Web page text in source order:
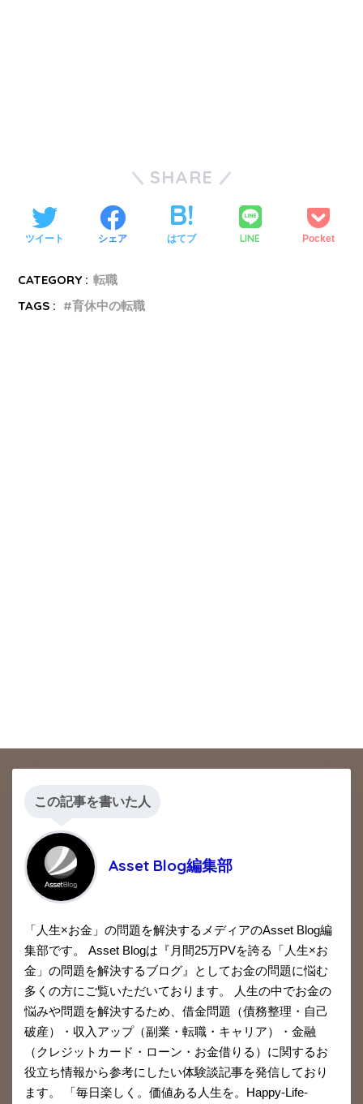
SHARE
ツイート シェア はてブ LINE Pocket
CATEGORY : 転職
TAGS :
育休中の転職
この記事を書いた人
Asset Blog編集部
「人生×お金」の問題を解決するメディアのAsset Blog編
集部です。 Asset Blogは『月間25万PVを誇る「人生×お
金」の問題を解決するブログ』としてお金の問題に悩む
多くの方にご覧いただいております。 人生の中でお金の
悩みや問題を解決するため、借金問題（債務整理・自己
破産）・収入アップ（副業・転職・キャリア）・金融
（クレジットカード・ローン・お金借りる）に関するお
役立ち情報から参考にしたい体験談記事を発信しており
ます。 「毎日楽しく。価値ある人生を。Happy-Life-